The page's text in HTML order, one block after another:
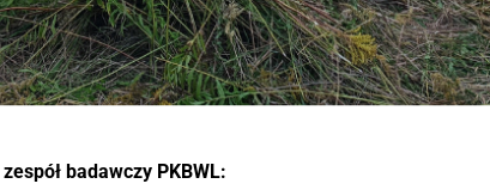
badawczy PKBWL: